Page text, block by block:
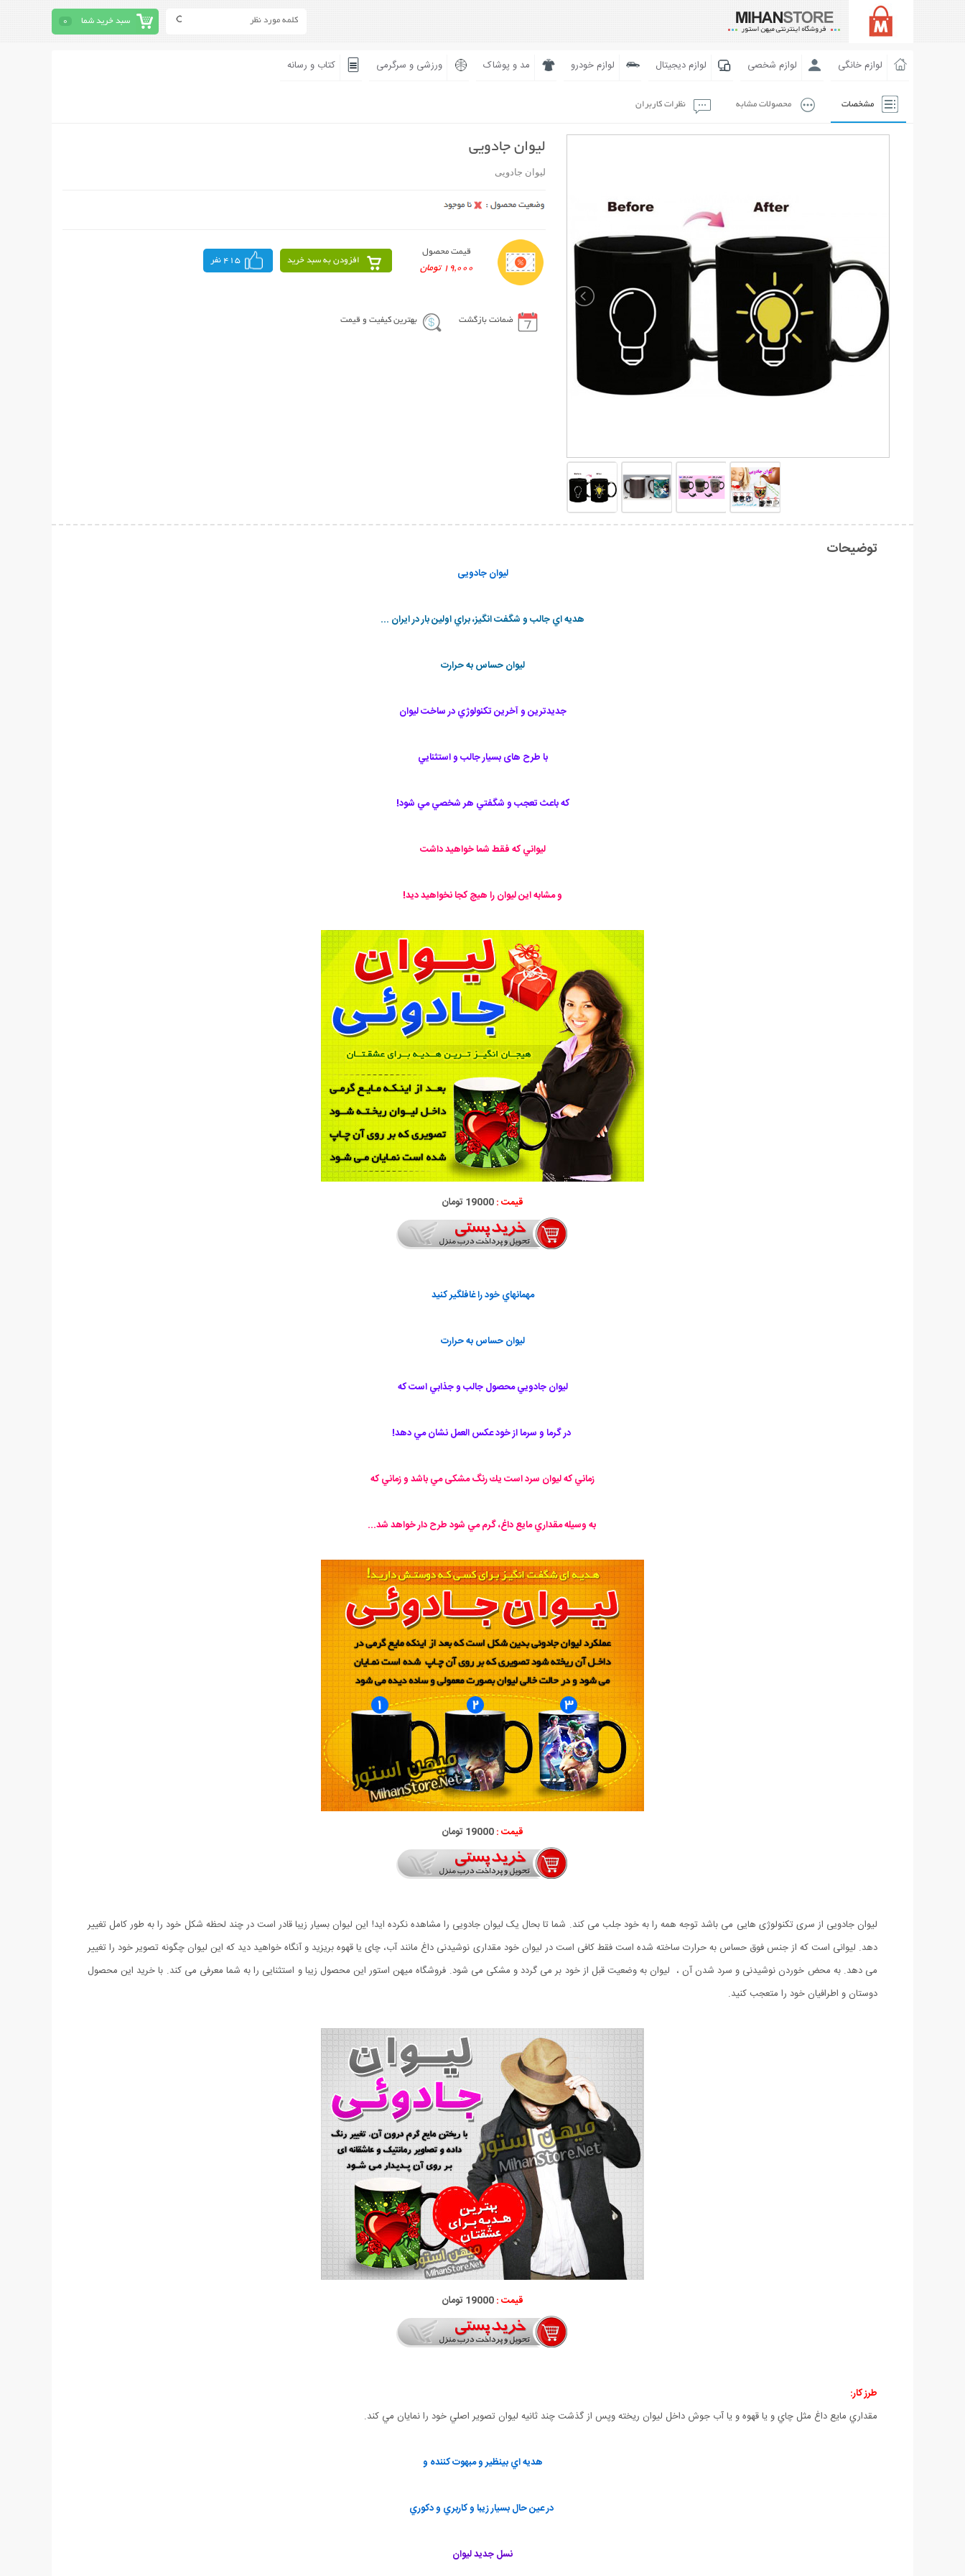
سبد خرید شما 0
لوازم خانگی لوازم شخصی لوازم دیجیتال لوازم خودرو مد و پوشاک ورزشی و سرگرمی کتاب و رسانه
مشخصات محصولات مشابه نظرات کاربران
لیوان جادویی
لیوان جادویی
قیمت محصول
19,000 تومان
افزودن به سبد خرید 415 نفر
ضمانت بازگشت بهترین کیفیت و قیمت
توضیحات
لیوان جادویی
هديه اي جالب و شگفت انگيز، براي اولين بار در ایران ...
ليوان حساس به حرارت
جديدترين و آخرين تكنولوژي در ساخت ليوان
با طرح های بسيار جالب و استثنايي
كه باعث تعجب و شگفتي هر شخصي مي شود!
ليواني كه فقط شما خواهيد داشت
و مشابه اين ليوان را هيچ كجا نخواهيد ديد!
قیمت :19000 تومان
مهمانهاي خود را غافلگير كنيد
ليوان حساس به حرارت
ليوان جادويي محصول جالب و جذابي است كه
در گرما و سرما از خود عكس العمل نشان مي دهد!
زماني كه ليوان سرد است يك رنگ مشکی مي باشد و زماني كه
به وسيله مقداري مايع داغ، گرم مي شود طرح دار خواهد شد...
قیمت :19000 تومان
لیوان جادویی از سری تکنولوژی هایی می باشد توجه همه را به خود جلب می کند. شما تا بحال یک لیوان جادویی را مشاهده نکرده اید! این لیوان بسیار زیبا قادر است در چند لحظه شکل خود را به طور کامل تغییر
دهد. لیوانی است که از جنس فوق حساس به حرارت ساخته شده است فقط کافی است در لیوان خود مقداری نوشیدنی داغ مانند آب، چای یا قهوه بریزید و آنگاه خواهید دید که این لیوان چگونه تصویر خود را تغییر
می دهد. به محض خوردن نوشیدنی و سرد شدن آن ، لیوان به وضعیت قبل از خود بر می گردد و مشکی می شود. فروشگاه میهن استور این محصول زیبا و استثنایی را به شما معرفی می کند. با خرید این محصول
دوستان و اطرافیان خود را متعجب کنید.
قیمت :19000 تومان
طرز كار:
مقداري مايع داغ مثل چاي و يا قهوه و يا آب جوش داخل ليوان ريخته وپس از گذشت چند ثانيه ليوان تصوير اصلي خود را نمايان مي كند.
هديه اي بينظير و مبهوت كننده و
در عين حال بسيار زيبا و كاربري و دكوري
نسل جديد ليوان